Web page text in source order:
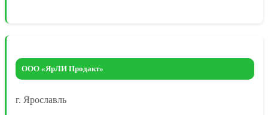
ООО «ЯрЛИ Продакт»
г. Ярославль